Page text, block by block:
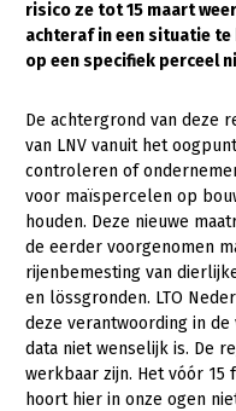
Natuur, klimaat en
Bodem en water
Mens,
Internationaal
Sectoren
Dier
Biologische
Geitenhouderij
Plant
Akkerbouw
Multifunctionele
risico ze tot 15 maart
achteraf in een situatie te
op een specifiek perceel
De achtergrond van deze
van LNV vanuit het
controleren of
voor maïspercelen op
houden. Deze nieuwe
de eerder voorgenomen
rijenbemesting van
en lössgronden. LTO
deze verantwoording in de
data niet wenselijk is. De
werkbaar zijn. Het vóór
hoort hier in onze ogen